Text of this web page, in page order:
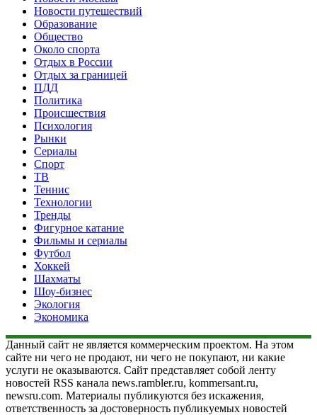
Новости путешествий
Образование
Общество
Около спорта
Отдых в России
Отдых за границей
ПДД
Политика
Происшествия
Психология
Рынки
Сериалы
Спорт
ТВ
Теннис
Технологии
Тренды
Фигурное катание
Фильмы и сериалы
Футбол
Хоккей
Шахматы
Шоу-бизнес
Экология
Экономика
Данный сайт не является коммерческим проектом. На этом
сайте ни чего не продают, ни чего не покупают, ни какие
услуги не оказываются. Сайт представляет собой ленту
новостей RSS канала news.rambler.ru, kommersant.ru,
newsru.com. Материалы публикуются без искажения,
ответственность за достоверность публикуемых новостей